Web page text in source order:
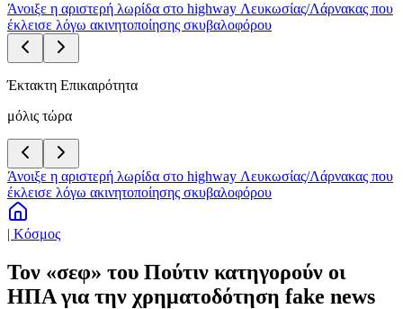
Άνοιξε η αριστερή λωρίδα στο highway Λευκωσίας/Λάρνακας που
έκλεισε λόγω ακινητοποίησης σκυβαλοφόρου
Έκτακτη Επικαιρότητα
μόλις τώρα
Άνοιξε η αριστερή λωρίδα στο highway Λευκωσίας/Λάρνακας που
έκλεισε λόγω ακινητοποίησης σκυβαλοφόρου
| Κόσμος
Τον «σεφ» του Πούτιν κατηγορούν οι
ΗΠΑ για την χρηματοδότηση fake news